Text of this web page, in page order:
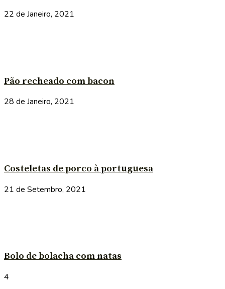
22 de Janeiro, 2021
Pão recheado com bacon
28 de Janeiro, 2021
Costeletas de porco à portuguesa
21 de Setembro, 2021
Bolo de bolacha com natas
4